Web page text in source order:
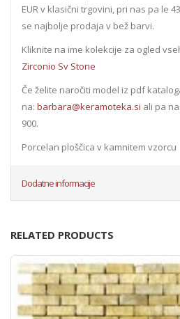
EUR v klasični trgovini, pri nas pa le
se najbolje prodaja v bež barvi.
Kliknite na ime kolekcije za ogled
Zirconio Sv Stone
Če želite naročiti model iz pdf
na: barbara@keramoteka.si ali pa
900.
Porcelan ploščica v kamnitem vzorcu
Dodatne informacije
RELATED PRODUCTS